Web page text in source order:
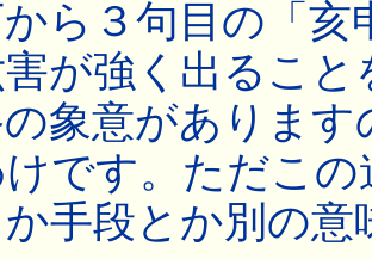
ら３句目の「亥
が強く出るこ
象意がありま
けです。ただこ
手段とか別の